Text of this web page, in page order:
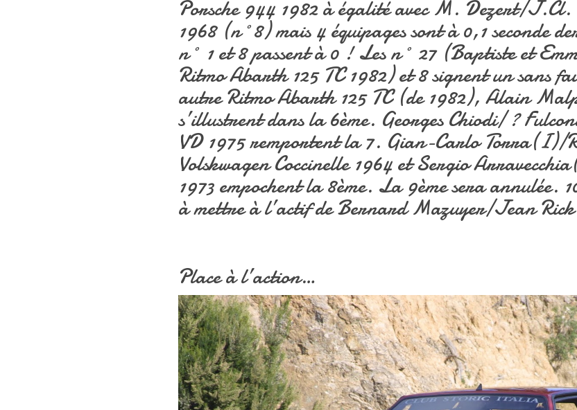
Porsche 944 1982 à égalité avec M. Dezert/
1968 (n°8) mais 4 équipages sont à 0,1 seconde
n° 1 et 8 passent à 0 ! Les n° 27 (Baptiste et
Ritmo Abarth 125 TC 1982) et 8 signent un sans
autre Ritmo Abarth 125 TC (de 1982), Alain
s’illustrent dans la 6ème. Georges Chiodi/ ?
VD 1975 remportent la 7. Gian-Carlo Torra(I)/
Volskwagen Coccinelle 1964 et Sergio
1973 empochent la 8ème. La 9ème sera annulée.
à mettre à l’actif de Bernard Mazuyer/Jean Rick
Place à l’action…